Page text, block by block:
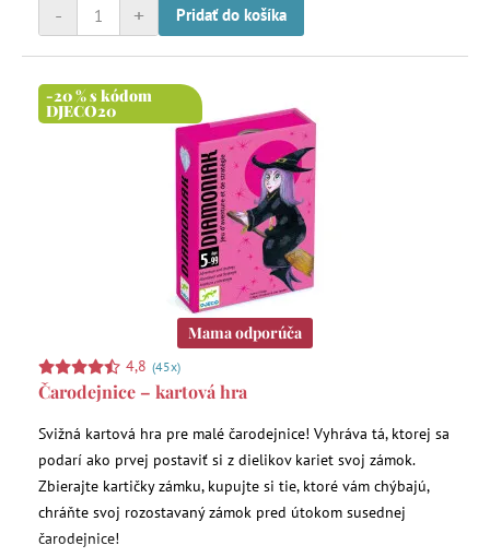
+
- Pridať do košíka
-20 % s kódom
DJECO20
Mama odporúča
4,8 (45x)
Čarodejnice – kartová hra
Svižná kartová hra pre malé čarodejnice! Vyhráva tá, ktorej sa
podarí ako prvej postaviť si z dielikov kariet svoj zámok.
Zbierajte kartičky zámku, kupujte si tie, ktoré vám chýbajú,
chráňte svoj rozostavaný zámok pred útokom susednej
čarodejnice!